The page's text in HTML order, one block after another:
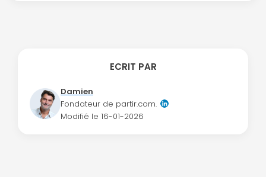
ECRIT PAR
Damien
Fondateur de partir.com.
Modifié le 16-01-2026